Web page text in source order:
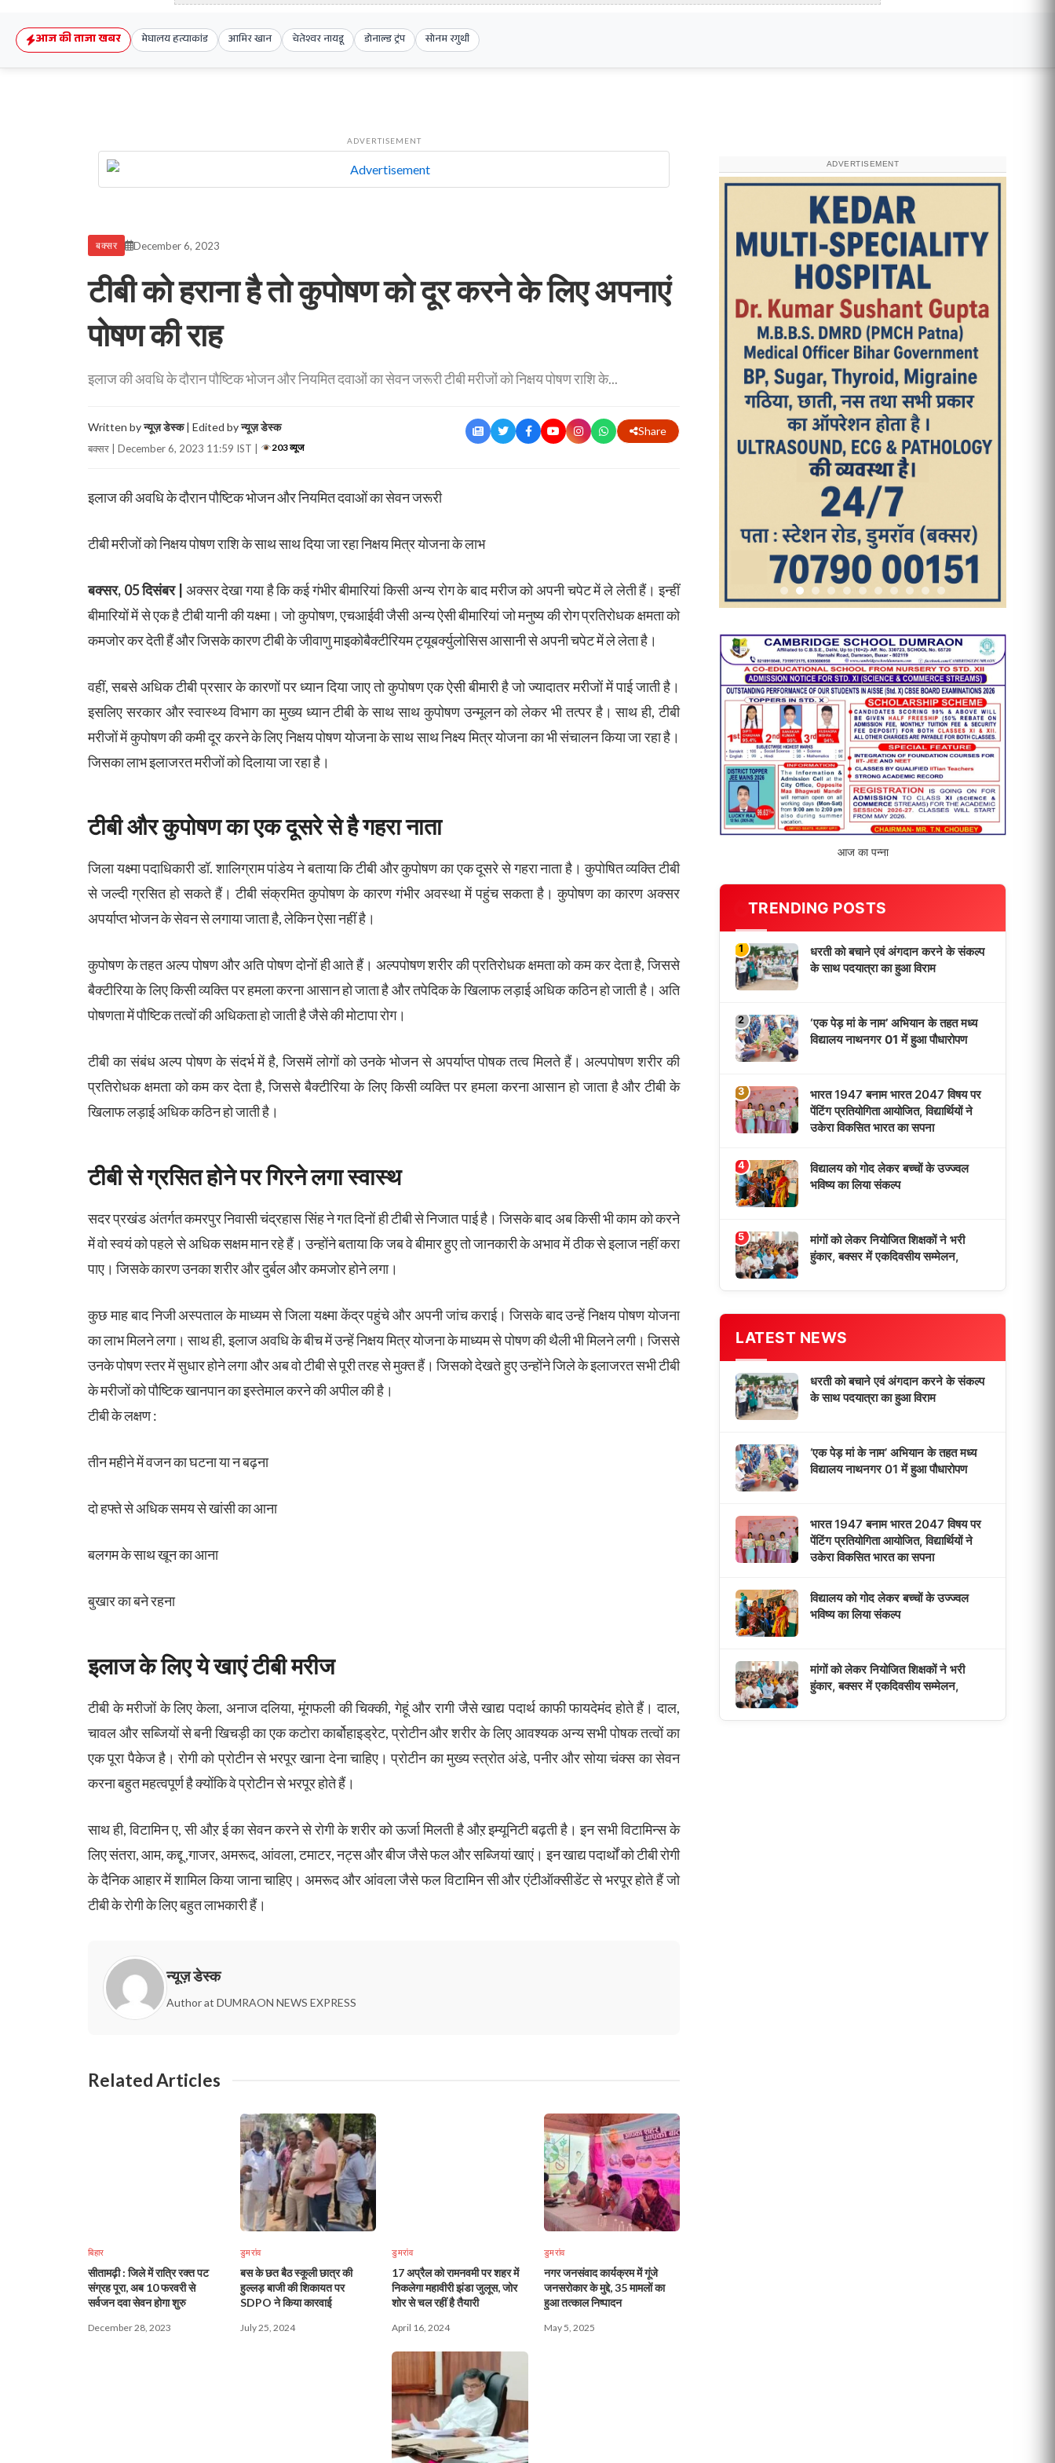
आज की ताजा खबर मेघालय हत्याकांड आमिर खान चेतेश्वर नायडू डोनाल्ड ट्रंप सोनम रगुथी
ADVERTISEMENT
बक्सर December 6, 2023
टीबी को हराना है तो कुपोषण को दूर करने के लिए अपनाएं
पोषण की राह
इलाज की अवधि के दौरान पौष्टिक भोजन और नियमित दवाओं का सेवन जरूरी टीबी मरीजों को निक्षय पोषण राशि के...
Written byन्यूज़ डेस्क| Edited byन्यूज़ डेस्क
बक्सर | December 6, 2023 11:59 IST | 203 व्यूज
Share
इलाज की अवधि के दौरान पौष्टिक भोजन और नियमित दवाओं का सेवन जरूरी
टीबी मरीजों को निक्षय पोषण राशि के साथ साथ दिया जा रहा निक्षय मित्र योजना के लाभ
बक्सर, 05 दिसंबर | अक्सर देखा गया है कि कई गंभीर बीमारियां किसी अन्य रोग के बाद मरीज को अपनी चपेट में ले लेती हैं। इन्हीं
बीमारियों में से एक है टीबी यानी की यक्ष्मा। जो कुपोषण, एचआईवी जैसी अन्य ऐसी बीमारियां जो मनुष्य की रोग प्रतिरोधक क्षमता को
कमजोर कर देती हैं और जिसके कारण टीबी के जीवाणु माइकोबैक्टीरियम ट्यूबर्क्युलोसिस आसानी से अपनी चपेट में ले लेता है।
वहीं, सबसे अधिक टीबी प्रसार के कारणों पर ध्यान दिया जाए तो कुपोषण एक ऐसी बीमारी है जो ज्यादातर मरीजों में पाई जाती है।
इसलिए सरकार और स्वास्थ्य विभाग का मुख्य ध्यान टीबी के साथ साथ कुपोषण उन्मूलन को लेकर भी तत्पर है। साथ ही, टीबी
मरीजों में कुपोषण की कमी दूर करने के लिए निक्षय पोषण योजना के साथ साथ निक्ष्य मित्र योजना का भी संचालन किया जा रहा है।
जिसका लाभ इलाजरत मरीजों को दिलाया जा रहा है।
टीबी और कुपोषण का एक दूसरे से है गहरा नाता
जिला यक्ष्मा पदाधिकारी डॉ. शालिग्राम पांडेय ने बताया कि टीबी और कुपोषण का एक दूसरे से गहरा नाता है। कुपोषित व्यक्ति टीबी
से जल्दी ग्रसित हो सकते हैं। टीबी संक्रमित कुपोषण के कारण गंभीर अवस्था में पहुंच सकता है। कुपोषण का कारण अक्सर
अपर्याप्त भोजन के सेवन से लगाया जाता है, लेकिन ऐसा नहीं है।
कुपोषण के तहत अल्प पोषण और अति पोषण दोनों ही आते हैं। अल्पपोषण शरीर की प्रतिरोधक क्षमता को कम कर देता है, जिससे
बैक्टीरिया के लिए किसी व्यक्ति पर हमला करना आसान हो जाता है और तपेदिक के खिलाफ लड़ाई अधिक कठिन हो जाती है। अति
पोषणता में पौष्टिक तत्वों की अधिकता हो जाती है जैसे की मोटापा रोग।
टीबी का संबंध अल्प पोषण के संदर्भ में है, जिसमें लोगों को उनके भोजन से अपर्याप्त पोषक तत्व मिलते हैं। अल्पपोषण शरीर की
प्रतिरोधक क्षमता को कम कर देता है, जिससे बैक्टीरिया के लिए किसी व्यक्ति पर हमला करना आसान हो जाता है और टीबी के
खिलाफ लड़ाई अधिक कठिन हो जाती है।
टीबी से ग्रसित होने पर गिरने लगा स्वास्थ
सदर प्रखंड अंतर्गत कमरपुर निवासी चंद्रहास सिंह ने गत दिनों ही टीबी से निजात पाई है। जिसके बाद अब किसी भी काम को करने
में वो स्वयं को पहले से अधिक सक्षम मान रहे हैं। उन्होंने बताया कि जब वे बीमार हुए तो जानकारी के अभाव में ठीक से इलाज नहीं करा
पाए। जिसके कारण उनका शरीर और दुर्बल और कमजोर होने लगा।
कुछ माह बाद निजी अस्पताल के माध्यम से जिला यक्ष्मा केंद्र पहुंचे और अपनी जांच कराई। जिसके बाद उन्हें निक्षय पोषण योजना
का लाभ मिलने लगा। साथ ही, इलाज अवधि के बीच में उन्हें निक्षय मित्र योजना के माध्यम से पोषण की थैली भी मिलने लगी। जिससे
उनके पोषण स्तर में सुधार होने लगा और अब वो टीबी से पूरी तरह से मुक्त हैं। जिसको देखते हुए उन्होंने जिले के इलाजरत सभी टीबी
के मरीजों को पौष्टिक खानपान का इस्तेमाल करने की अपील की है।
टीबी के लक्षण :
तीन महीने में वजन का घटना या न बढ़ना
दो हफ्ते से अधिक समय से खांसी का आना
बलगम के साथ खून का आना
बुखार का बने रहना
इलाज के लिए ये खाएं टीबी मरीज
टीबी के मरीजों के लिए केला, अनाज दलिया, मूंगफली की चिक्की, गेहूं और रागी जैसे खाद्य पदार्थ काफी फायदेमंद होते हैं। दाल,
चावल और सब्जियों से बनी खिचड़ी का एक कटोरा कार्बोहाइड्रेट, प्रोटीन और शरीर के लिए आवश्यक अन्य सभी पोषक तत्वों का
एक पूरा पैकेज है। रोगी को प्रोटीन से भरपूर खाना देना चाहिए। प्रोटीन का मुख्य स्त्रोत अंडे, पनीर और सोया चंक्स का सेवन
करना बहुत महत्वपूर्ण है क्योंकि वे प्रोटीन से भरपूर होते हैं।
साथ ही, विटामिन ए, सी औऱ ई का सेवन करने से रोगी के शरीर को ऊर्जा मिलती है औऱ इम्यूनिटी बढ़ती है। इन सभी विटामिन्स के
लिए संतरा, आम, कद्दू ,गाजर, अमरूद, आंवला, टमाटर, नट्स और बीज जैसे फल और सब्जियां खाएं। इन खाद्य पदार्थों को टीबी रोगी
के दैनिक आहार में शामिल किया जाना चाहिए। अमरूद और आंवला जैसे फल विटामिन सी और एंटीऑक्सीडेंट से भरपूर होते हैं जो
टीबी के रोगी के लिए बहुत लाभकारी हैं।
न्यूज़ डेस्क
Author at DUMRAON NEWS EXPRESS
Related Articles
बिहार
सीतामढ़ी : जिले में रात्रि रक्त पट
संग्रह पूरा, अब 10 फरवरी से
सर्वजन दवा सेवन होगा शुरु
December 28, 2023
डुमरांव
बस के छत बैठ स्कूली छात्र की
हुल्लड़ बाजी की शिकायत पर
SDPO ने किया कारवाई
July 25, 2024
डुमरांव
17 अप्रैल को रामनवमी पर शहर में
निकलेगा महावीरी झंडा जुलूस, जोर
शोर से चल रहीं है तैयारी
April 16, 2024
डुमरांव
नगर जनसंवाद कार्यक्रम में गूंजे
जनसरोकार के मुद्दे, 35 मामलों का
हुआ तत्काल निष्पादन
May 5, 2025
ADVERTISEMENT
आज का पन्ना
TRENDING POSTS
धरती को बचाने एवं अंगदान करने के संकल्प
के साथ पदयात्रा का हुआ विराम
2
‘एक पेड़ मां के नाम’ अभियान के तहत मध्य
विद्यालय नाथनगर 01 में हुआ पौधारोपण
3
भारत 1947 बनाम भारत 2047 विषय पर
पेंटिंग प्रतियोगिता आयोजित, विद्यार्थियों ने
उकेरा विकसित भारत का सपना
विद्यालय को गोद लेकर बच्चों के उज्ज्वल
मांगों को लेकर नियोजित शिक्षकों ने भरी
हुंकार, बक्सर में एकदिवसीय सम्मेलन,
LATEST NEWS
‘एक पेड़ मां के नाम’ अभियान के तहत मध्य
उकेरा विकसित भारत का सपना
भविष्य का लिया संकल्प
मांगों को लेकर नियोजित शिक्षकों ने भरी
हुंकार, बक्सर में एकदिवसीय सम्मेलन,